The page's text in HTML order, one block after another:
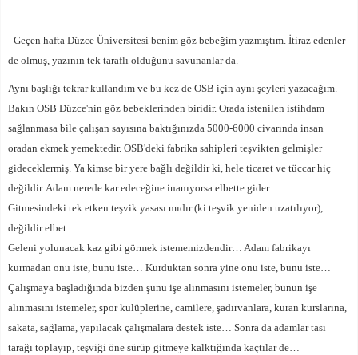
Geçen hafta Düzce Üniversitesi benim göz bebeğim yazmıştım. İtiraz edenler
de olmuş, yazının tek taraflı olduğunu savunanlar da.
Aynı başlığı tekrar kullandım ve bu kez de OSB için aynı şeyleri yazacağım.
Bakın OSB Düzce'nin göz bebeklerinden biridir. Orada istenilen istihdam
sağlanmasa bile çalışan sayısına baktığınızda 5000-6000 civarında insan
oradan ekmek yemektedir. OSB'deki fabrika sahipleri teşvikten gelmişler
gideceklermiş. Ya kimse bir yere bağlı değildir ki, hele ticaret ve tüccar hiç
değildir. Adam nerede kar edeceğine inanıyorsa elbette gider..
Gitmesindeki tek etken teşvik yasası mıdır (ki teşvik yeniden uzatılıyor),
değildir elbet..
Geleni yolunacak kaz gibi görmek istememizdendir… Adam fabrikayı
kurmadan onu iste, bunu iste… Kurduktan sonra yine onu iste, bunu iste…
Çalışmaya başladığında bizden şunu işe alınmasını istemeler, bunun işe
alınmasını istemeler, spor kulüplerine, camilere, şadırvanlara, kuran kurslarına,
sakata, sağlama, yapılacak çalışmalara destek iste… Sonra da adamlar tası
tarağı toplayıp, teşviği öne sürüp gitmeye kalktığında kaçtılar de…